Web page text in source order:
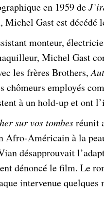
en 1959 de
Gast est décédé
monteur,
Michel Gast
les frères Brothers,
chômeurs employés
à un hold-up et ont
sur vos tombesréunit
Afro-Américain à la
désapprouvait
dénoncé le film. Le
intervenue quelques